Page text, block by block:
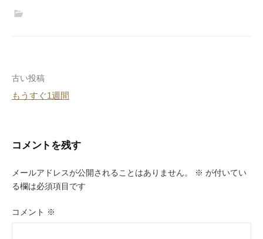
投
稿
ビ
ゲ
ー
シ
古い投稿
もうすぐ1週間
コメントを残す
メールアドレスが公開されることはありません。 ※ が付いてい
る欄は必須項目です
コメント ※